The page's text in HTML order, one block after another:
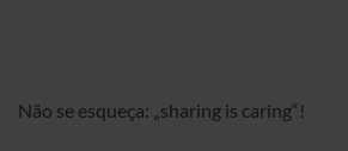
Não se esqueça: „sharing is caring“!